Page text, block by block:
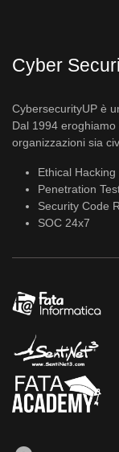
Cyber
CybersecurityUP è
Dal 1994
organizzazioni sia
Ethical Hacking
Penetration
Security Code
SOC 24x7